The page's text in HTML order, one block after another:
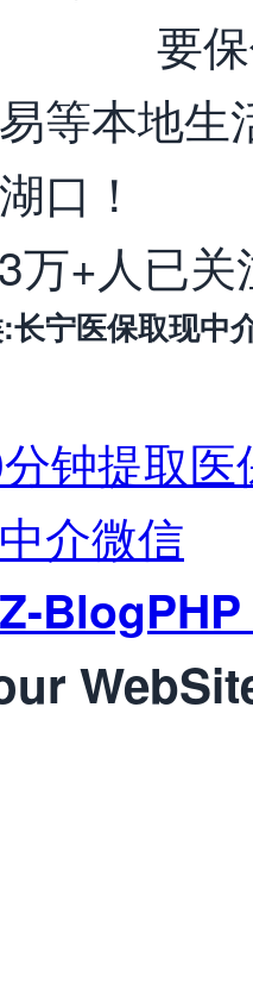
本地生
！
万+人已关
宁医保取现中
钟提取医
介微信
Z-